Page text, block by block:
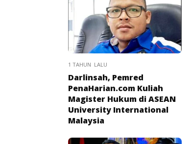
1 TAHUN LALU
Darlinsah, Pemred
PenaHarian.com Kuliah
Magister Hukum di ASEAN
University International
Malaysia